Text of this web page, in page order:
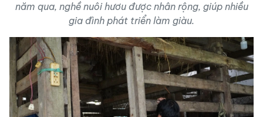
năm qua, nghề nuôi hươu được nhân rộng, giúp nhiều
gia đình phát triển làm giàu.